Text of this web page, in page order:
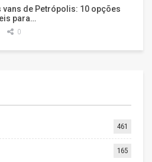
vans de Petrópolis: 10 opções
para…
0
461
165